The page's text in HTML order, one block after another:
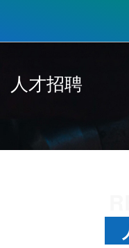
人才招聘